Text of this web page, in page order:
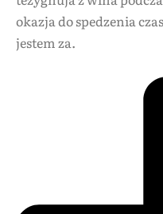
okazja do spedzenia
jestem za.